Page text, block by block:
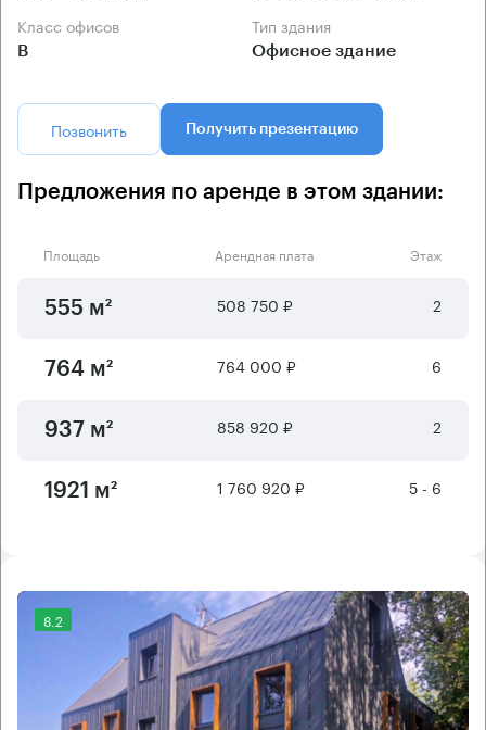
Класс офисов
B
Тип здания
Офисное здание
Позвонить Получить презентацию
Предложения по аренде в этом здании:
Площадь Арендная плата Этаж
555 м² 508 750 ₽ 2
764 м² 764 000 ₽ 6
937 м² 858 920 ₽ 2
1921 м² 1 760 920 ₽ 5 - 6
8.2